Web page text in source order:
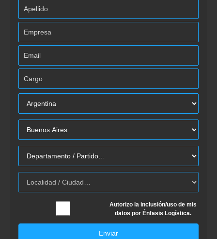
Autorizo la inclusión/uso de mis
datos por Énfasis Logística.
Enviar